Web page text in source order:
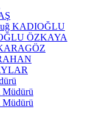
KADIOĞLU
ÖZKAYA
Müdürü
Müdürü